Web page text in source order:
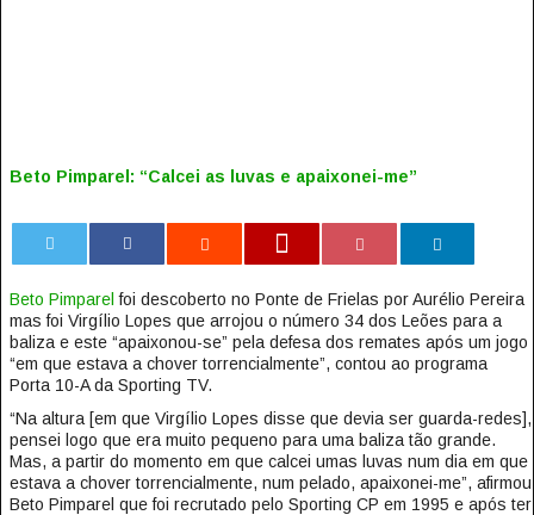
Beto Pimparel: “Calcei as luvas e apaixonei-me”
Beto Pimparel foi descoberto no Ponte de Frielas por Aurélio Pereira
mas foi Virgílio Lopes que arrojou o número 34 dos Leões para a
baliza e este “apaixonou-se” pela defesa dos remates após um jogo
“em que estava a chover torrencialmente”, contou ao programa
Porta 10-A da Sporting TV.
“Na altura [em que Virgílio Lopes disse que devia ser guarda-redes],
pensei logo que era muito pequeno para uma baliza tão grande.
Mas, a partir do momento em que calcei umas luvas num dia em que
estava a chover torrencialmente, num pelado, apaixonei-me”, afirmou
Beto Pimparel que foi recrutado pelo Sporting CP em 1995 e após ter